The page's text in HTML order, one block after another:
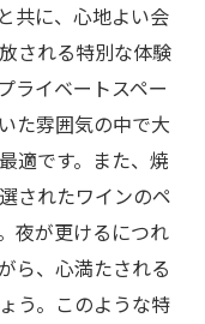
共に、心地よい会
される特別な体験
ライベートスペー
た雰囲気の中で大
適です。また、焼
されたワインのペ
夜が更けるにつれ
ら、心満たされる
う。このような特